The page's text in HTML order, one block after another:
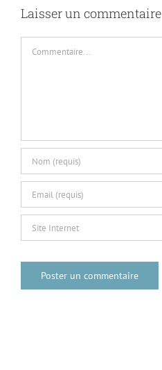
Laisser un commentaire